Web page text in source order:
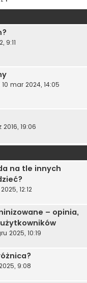
9:11
10 mar 2024, 14:05
2016, 19:06
na tle innych
12:12
– opinia,
2025, 10:19
9:08